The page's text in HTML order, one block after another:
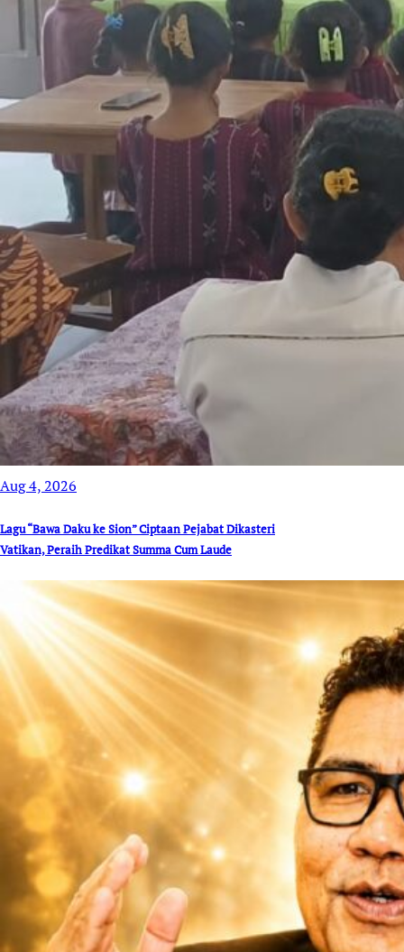
Aug 4, 2026
Lagu “Bawa Daku ke Sion” Ciptaan Pejabat Dikasteri
Vatikan, Peraih Predikat Summa Cum Laude